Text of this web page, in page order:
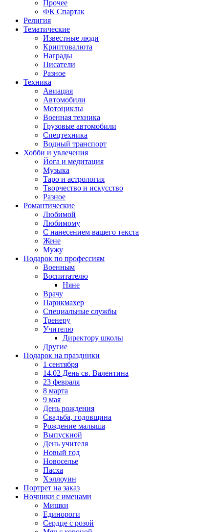
Прочее
ФК Спартак
Религия
Тематические
Известные люди
Криптовалюта
Награды
Писатели
Разное
Техника
Авиация
Автомобили
Мотоциклы
Военная техника
Грузовые автомобили
Спецтехника
Водный транспорт
Хобби и увлечения
Йога и медитация
Музыка
Таро и астрология
Творчество и искусство
Разное
Романтические
Любимой
Любимому
С нанесением вашего текста
Жене
Мужу
Подарок по профессиям
Военным
Воспитателю
Няне
Врачу
Парикмахер
Специальные службы
Тренеру
Учителю
Директору школы
Другие
Подарок на праздники
1 сентября
14.02 День св. Валентина
23 февраля
8 марта
9 мая
День рождения
Свадьба, годовщина
Рождение малыша
Выпускной
День учителя
Новый год
Новоселье
Пасха
Хэллоуин
Портрет на заказ
Ночники с именами
Мишки
Единороги
Сердце с розой